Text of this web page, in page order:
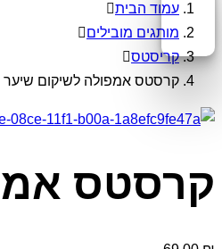
עמוד הבית
מותגים מובילים
קריסטס
קרסטס אמפולה לשיקום שיער יבש
קרסטס